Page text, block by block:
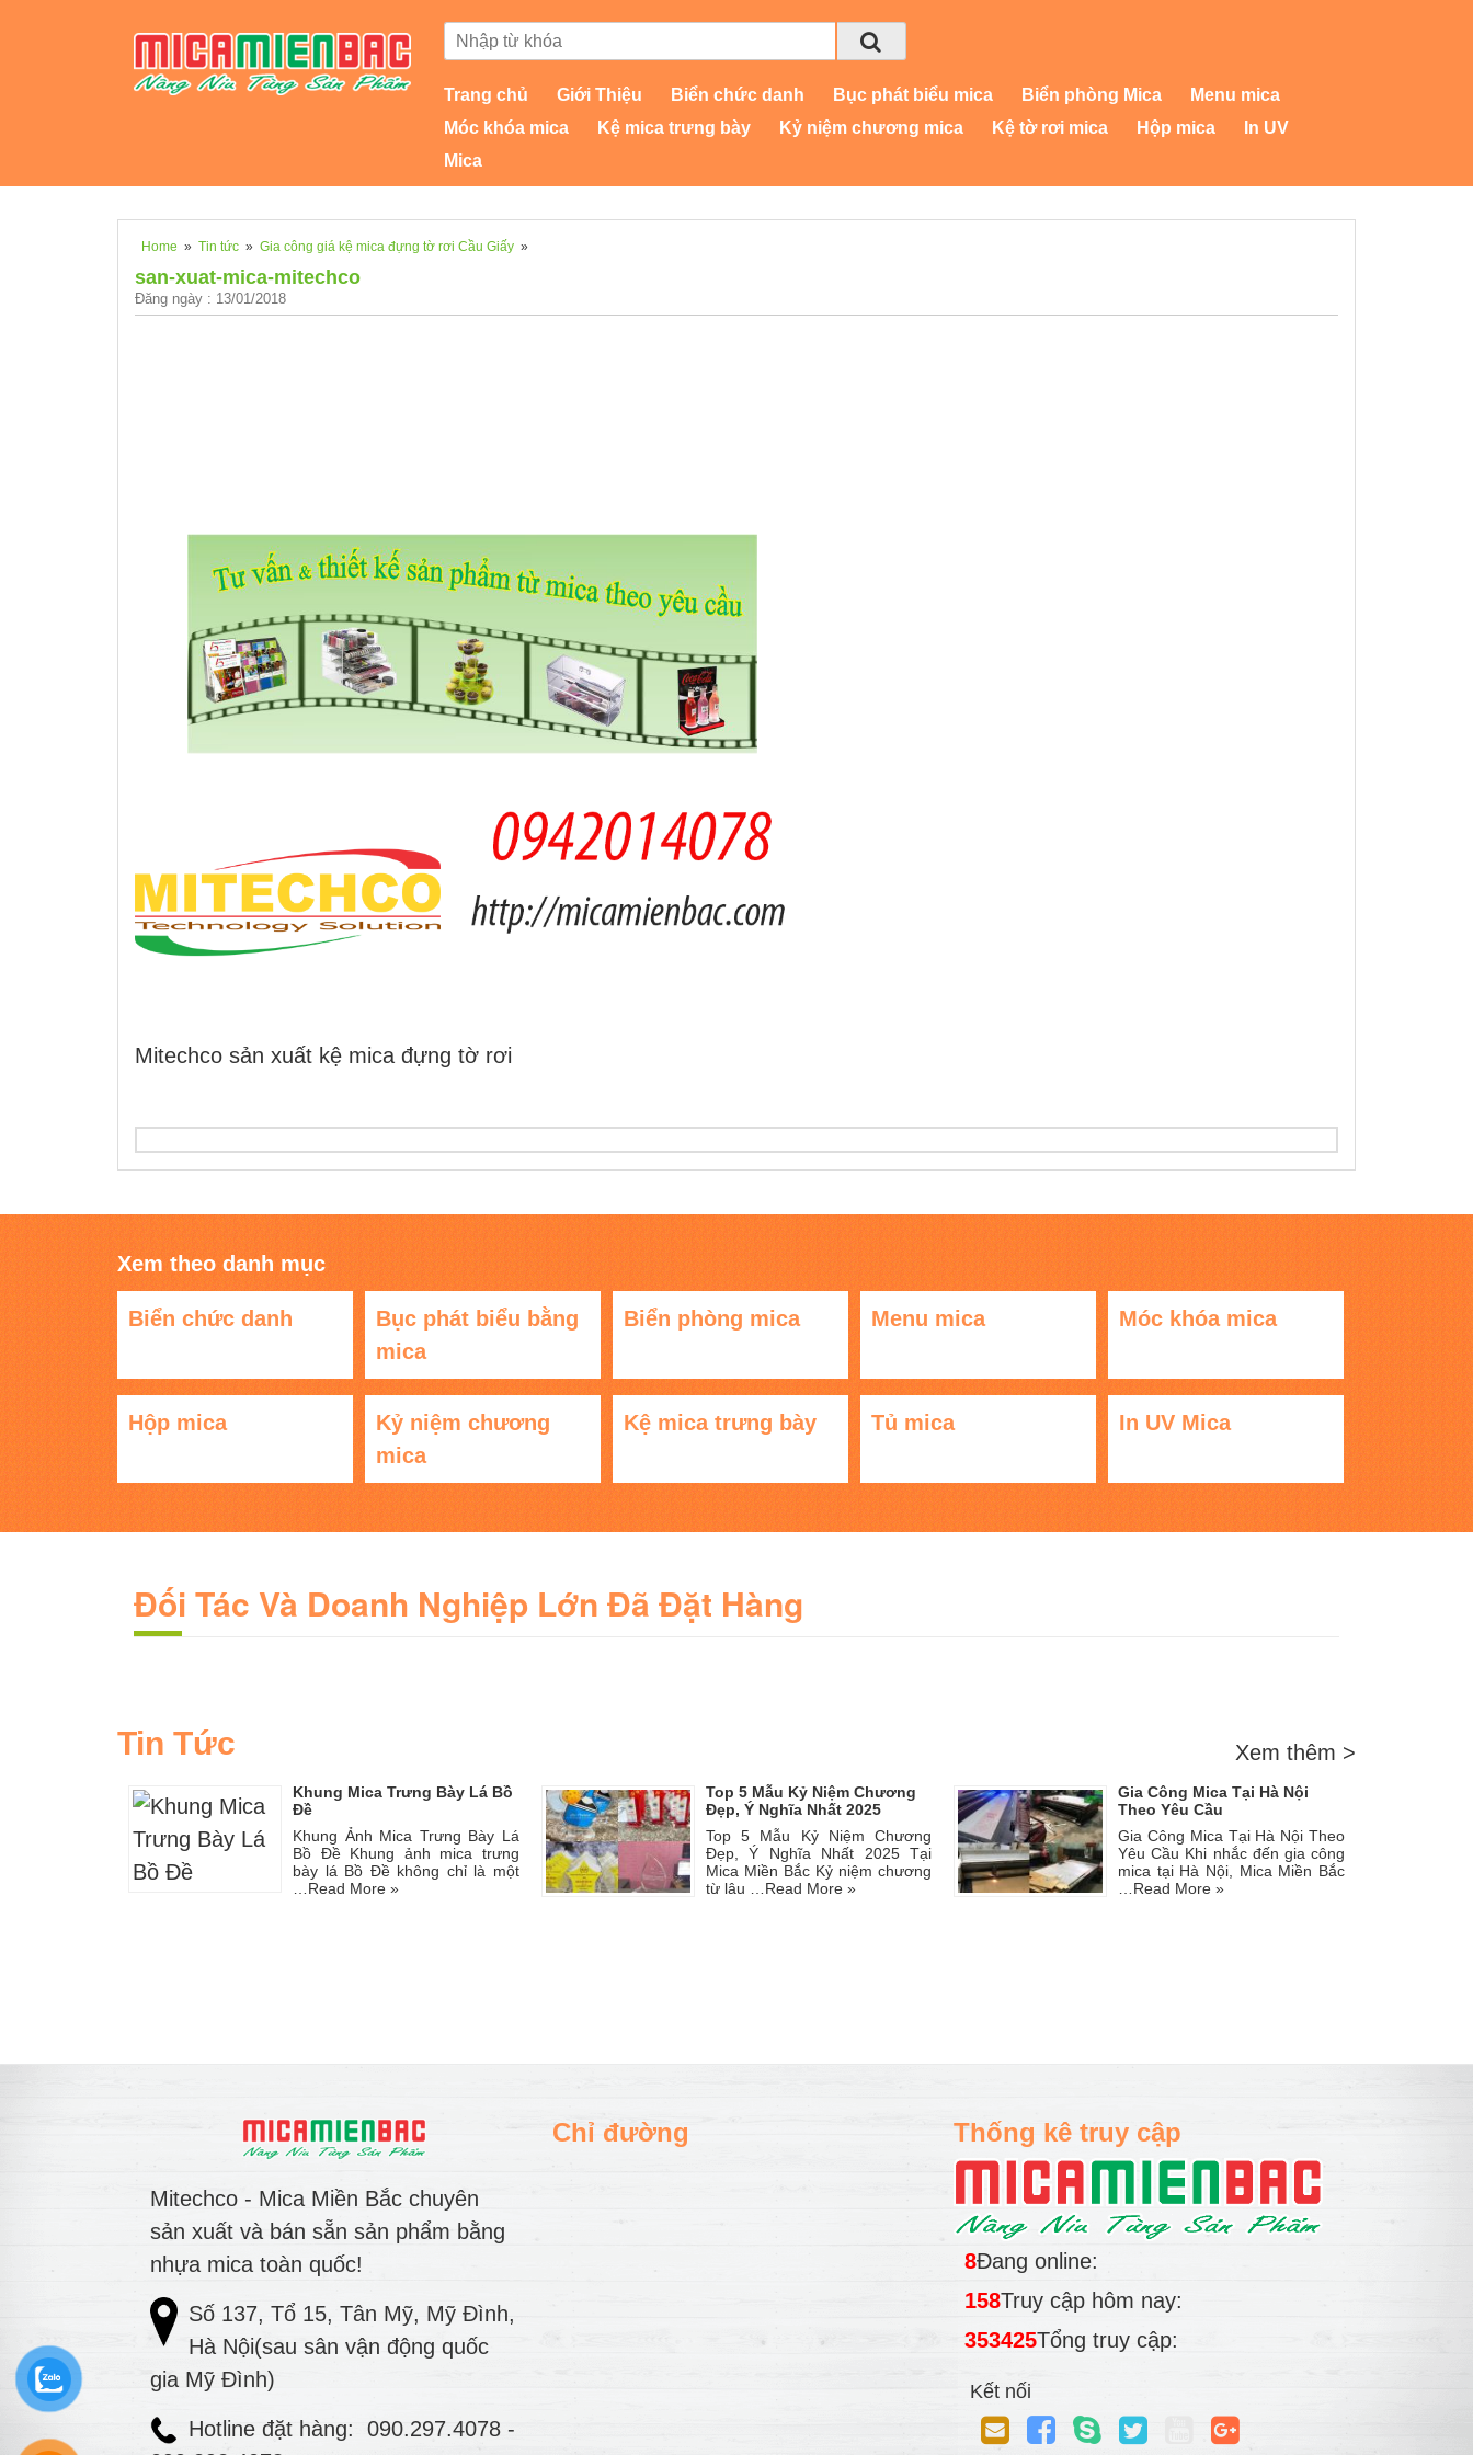
Trang chủ Giới Thiệu Biển chức danh Bục phát biểu mica Biển phòng Mica
Menu mica
Móc khóa mica
Kệ mica trưng bày Kỷ niệm chương mica Kệ tờ rơi mica Hộp mica
In UV
Mica
Home » Tin tức » Gia công giá kệ mica đựng tờ rơi Cầu Giấy »
san-xuat-mica-mitechco
Đăng ngày : 13/01/2018
Mitechco sản xuất kệ mica đựng tờ rơi
Xem theo danh mục
Biển chức danh
Bục phát biểu bằng
mica
Biển phòng mica Menu mica Móc khóa mica
Hộp mica
Kỷ niệm chương
mica
Kệ mica trưng bày Tủ mica In UV Mica
Đối Tác Và Doanh Nghiệp Lớn Đã Đặt Hàng
Tin Tức Xem thêm >
Khung Mica Trưng Bày Lá Bồ
Đề
Khung Ảnh Mica Trưng Bày Lá
Bồ Đề Khung ảnh mica trưng
bày lá Bồ Đề không chỉ là một
Read More »
Top 5 Mẫu Kỷ Niệm Chương
Đẹp, Ý Nghĩa Nhất 2025
Top 5 Mẫu Kỷ Niệm Chương
Đẹp, Ý Nghĩa Nhất 2025 Tại
Mica Miền Bắc Kỷ niệm chương
từ lâu … Read More »
Gia Công Mica Tại Hà Nội
Theo Yêu Cầu
Gia Công Mica Tại Hà Nội Theo
Yêu Cầu Khi nhắc đến gia công
mica tại Hà Nội, Mica Miền Bắc
Read More »
Mitechco - Mica Miền Bắc chuyên
sản xuất và bán sẵn sản phẩm bằng
nhựa mica toàn quốc!
Số 137, Tổ 15, Tân Mỹ, Mỹ Đình,
Hà Nội(sau sân vận động quốc
gia Mỹ Đình)
Hotline đặt hàng: 090.297.4078 -
Chỉ đường Thống kê truy cập
8Đang online:
158Truy cập hôm nay:
353425Tổng truy cập:
Kết nối